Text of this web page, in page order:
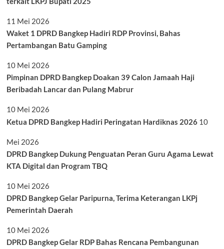
11 Mei 2026
Waket 1 DPRD Bangkep Hadiri RDP Provinsi, Bahas
Pertambangan Batu Gamping
10 Mei 2026
Pimpinan DPRD Bangkep Doakan 39 Calon Jamaah Haji
Beribadah Lancar dan Pulang Mabrur
10 Mei 2026
Ketua DPRD Bangkep Hadiri Peringatan Hardiknas 2026 10
Mei 2026
DPRD Bangkep Dukung Penguatan Peran Guru Agama Lewat
KTA Digital dan Program TBQ
10 Mei 2026
DPRD Bangkep Gelar Paripurna, Terima Keterangan LKPj
Pemerintah Daerah
10 Mei 2026
DPRD Bangkep Gelar RDP Bahas Rencana Pembangunan